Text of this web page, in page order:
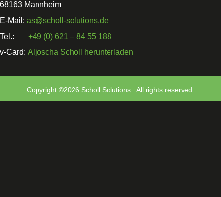
68163 Mannheim
E-Mail: as@scholl-solutions.de
Tel.: +49 (0) 621 – 84 55 188
v-Card: Aljoscha Scholl herunterladen
Copyright ©2026 Scholl Solutions . All rights reserved.